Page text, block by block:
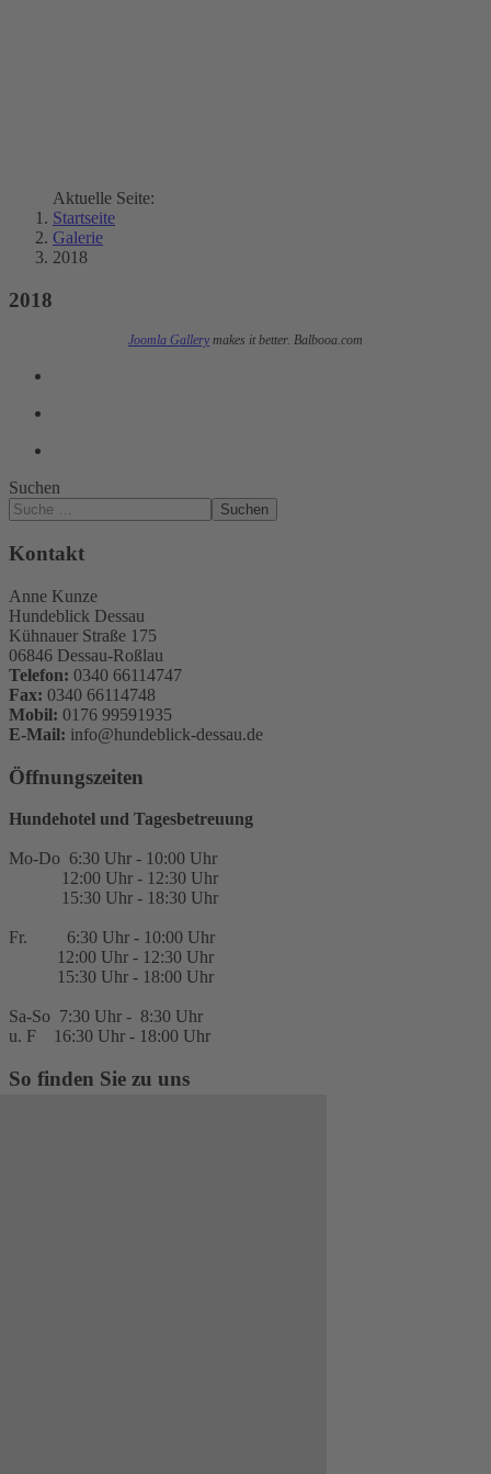
Aktuelle Seite:
Startseite
Galerie
2018
2018
Joomla Gallery makes it better. Balbooa.com
Suchen
Suchen
Kontakt
Anne Kunze
Hundeblick Dessau
Kühnauer Straße 175
06846 Dessau-Roßlau
Telefon: 0340 66114747
Fax: 0340 66114748
Mobil: 0176 99591935
E-Mail: info@hundeblick-dessau.de
Öffnungszeiten
Hundehotel und Tagesbetreuung
Mo-Do 6:30 Uhr - 10:00 Uhr
12:00 Uhr - 12:30 Uhr
15:30 Uhr - 18:30 Uhr
Fr. 6:30 Uhr - 10:00 Uhr
12:00 Uhr - 12:30 Uhr
15:30 Uhr - 18:00 Uhr
Sa-So 7:30 Uhr - 8:30 Uhr
u. F 16:30 Uhr - 18:00 Uhr
So finden Sie zu uns